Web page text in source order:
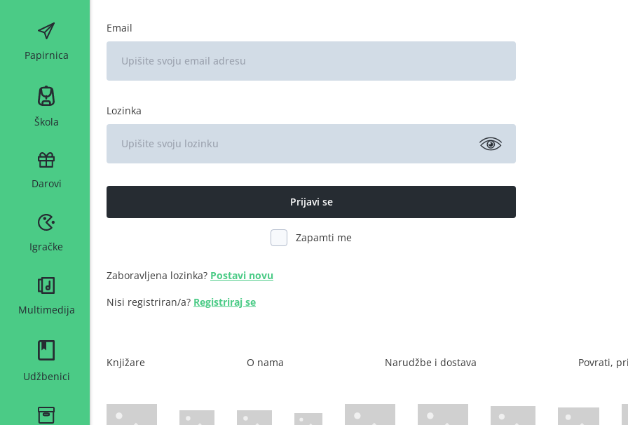
Papirnica
Škola
Darovi
Igračke
Multimedija
Udžbenici
Email
Lozinka
Zapamti me
Zaboravljena lozinka? Postavi novu
Nisi registriran/a? Registriraj se
Knjižare O nama Narudžbe i dostava Povrati,
WsPay web stranicaMaestro web stranicaMastercard web stranicaAmerican Express web stranica
Visa web stranica Diners web stranicaTrustwave certificirano
Mastercard